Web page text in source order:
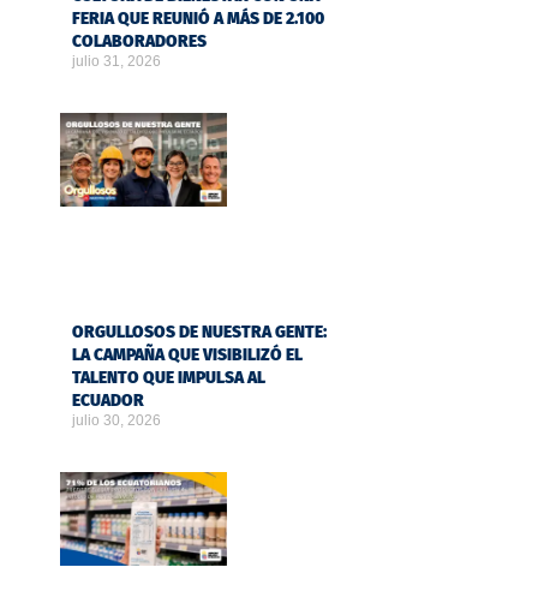
FERIA QUE REUNIÓ A MÁS DE 2.100
COLABORADORES
julio 31, 2026
ORGULLOSOS DE NUESTRA GENTE:
LA CAMPAÑA QUE VISIBILIZÓ EL
TALENTO QUE IMPULSA AL
ECUADOR
julio 30, 2026